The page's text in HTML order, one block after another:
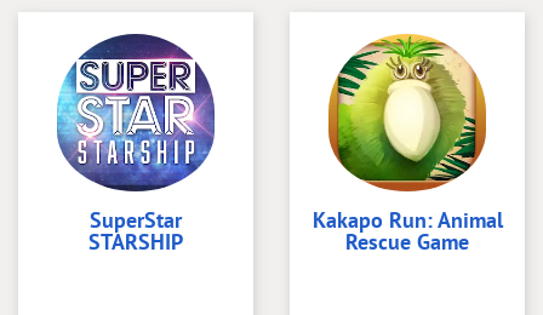
SuperStar
STARSHIP
Kakapo Run: Animal
Rescue Game